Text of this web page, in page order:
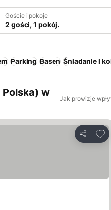
Goście i pokoje
2 gości, 1 pokój.
Parking Basen Śniadanie i
Polska) w
Jak prowizje
Udostępnij